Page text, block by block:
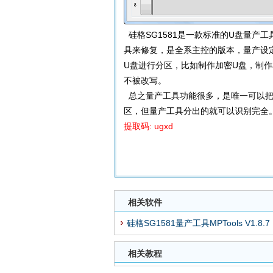
硅格SG1581是一款标准的U盘量产
具来修复，是全系主控的版本，量产
U盘进行分区，比如制作加密U盘，制
不被改写。
总之量产工具功能很多，是唯一可以
区，但量产工具分出的就可以识别完全
提取码: ugxd
相关软件
硅格SG1581量产工具MPTools V1.8.7
相关教程